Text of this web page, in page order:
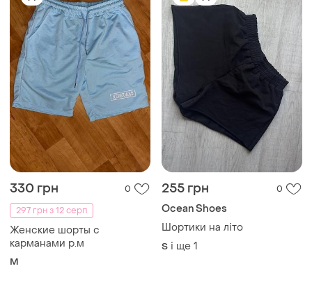
330 грн
0
297 грн з 12 серп
Женские шорты с
карманами р.м
M
255 грн 0
Ocean Shoes
Шортики на літо
S і ще 1